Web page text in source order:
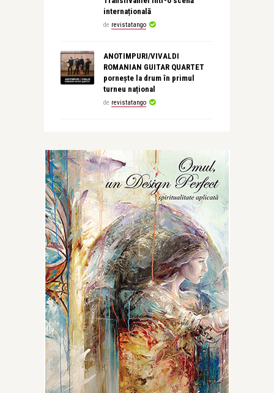
internațională
de revistatango
ANOTIMPURI/VIVALDI
ROMANIAN GUITAR QUARTET
pornește la drum în primul
turneu național
de revistatango